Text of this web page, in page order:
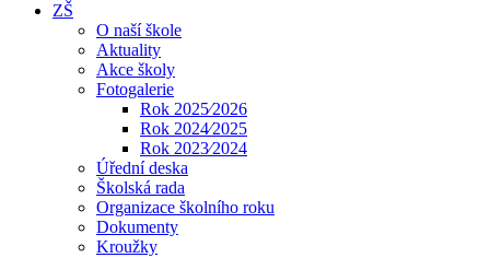
ZŠ
O naší škole
Aktuality
Akce školy
Fotogalerie
Rok 2025⁄2026
Rok 2024⁄2025
Rok 2023⁄2024
Úřední deska
Školská rada
Organizace školního roku
Dokumenty
Kroužky